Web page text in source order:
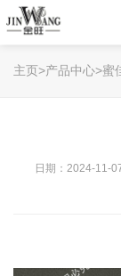
主页>产品中心>蜜
日期：2024-11-